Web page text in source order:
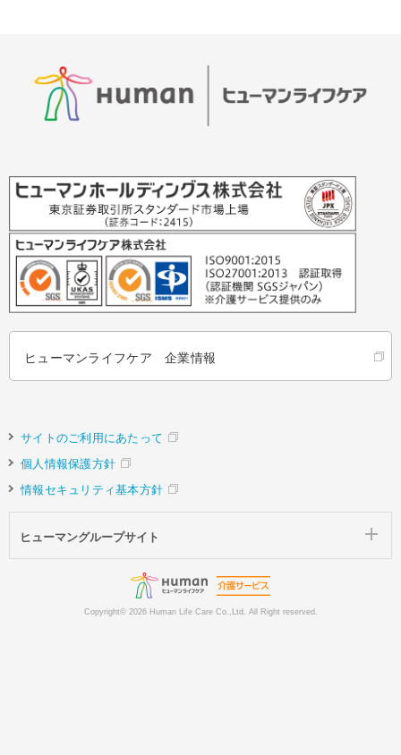
ヒューマンライフケア 企業情報
サイトのご利用にあたって
個人情報保護方針
情報セキュリティ基本方針
ヒューマングループサイト
Copyright© 2026 Human Life Care Co.,Ltd. All Right reserved.